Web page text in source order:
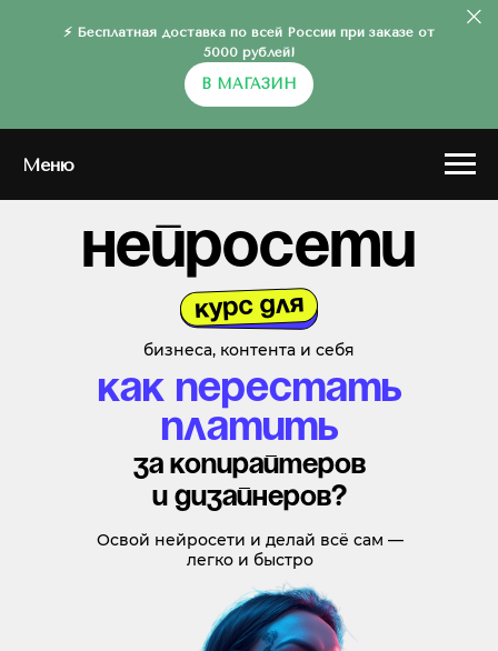
⚡ Бесплатная доставка по всей России при заказе от
5000 рублей!
В МАГАЗИН
Меню
курс для
нейросети
бизнеса, контента и себя
за копирайтеров
и дизайнеров?
Как перестать
платить
Освой нейросети и делай всё сам —
легко и быстро